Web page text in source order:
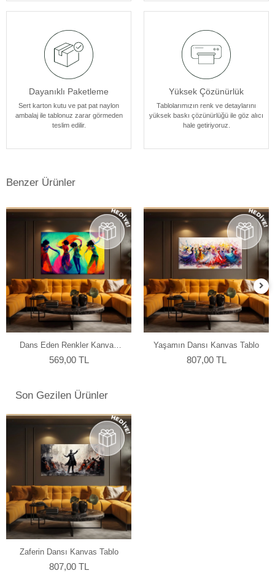
tasarlanmıştır.
Dayanıklı Paketleme
Sert karton kutu ve pat pat naylon
ambalaj ile tablonuz zarar görmeden
teslim edilir.
Yüksek Çözünürlük
Tablolarımızın renk ve detaylarını
yüksek baskı çözünürlüğü ile göz alıcı
hale getiriyoruz.
Benzer Ürünler
Dans Eden Renkler Kanvas
Tablo
569,00 TL
Yaşamın Dansı Kanvas Tablo
807,00 TL
Son Gezilen Ürünler
Zaferin Dansı Kanvas Tablo
807,00 TL